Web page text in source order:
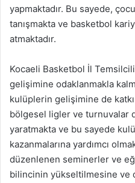
yapmaktadır. Bu sayede,
tanışmakta ve basketbol
atmaktadır.
Kocaeli Basketbol İl
gelişimine odaklanmakla
kulüplerin gelişimine de
bölgesel ligler ve turnuvalar
yaratmakta ve bu sayede
kazanmalarına yardımcı
düzenlenen seminerler ve
bilincinin yükseltilmesine ve